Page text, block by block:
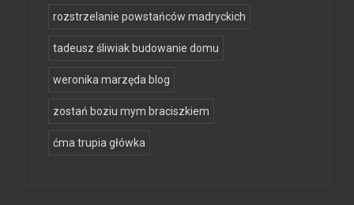
rozstrzelanie powstańców madryckich
tadeusz śliwiak budowanie domu
weronika marzęda blog
zostań boziu mym braciszkiem
ćma trupia główka